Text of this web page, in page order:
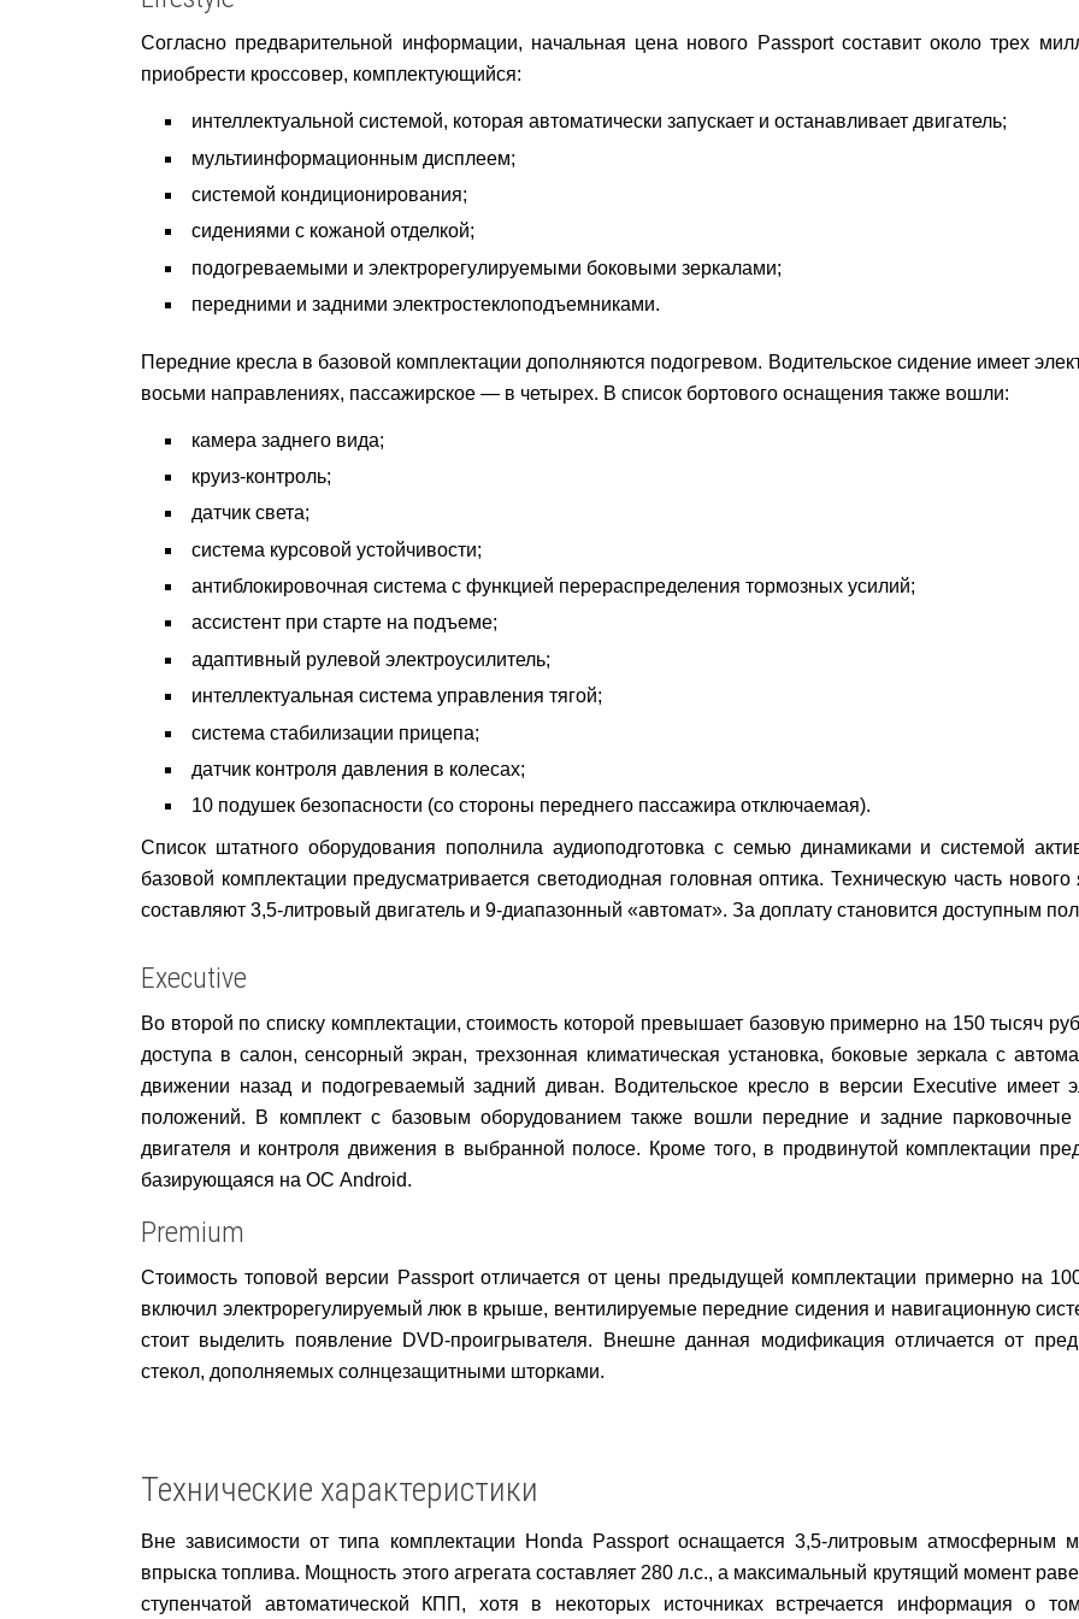
Согласно предварительной информации, начальная цена нового Passport составит около трех
приобрести кроссовер, комплектующийся:
интеллектуальной системой, которая автоматически запускает и останавливает двигатель;
мультиинформационным дисплеем;
системой кондиционирования;
сидениями с кожаной отделкой;
подогреваемыми и электрорегулируемыми боковыми зеркалами;
передними и задними электростеклоподъемниками.
Передние кресла в базовой комплектации дополняются подогревом. Водительское сидение имеет
восьми направлениях, пассажирское — в четырех. В список бортового оснащения также вошли:
камера заднего вида;
круиз-контроль;
датчик света;
система курсовой устойчивости;
антиблокировочная система с функцией перераспределения тормозных усилий;
ассистент при старте на подъеме;
адаптивный рулевой электроусилитель;
интеллектуальная система управления тягой;
система стабилизации прицепа;
датчик контроля давления в колесах;
10 подушек безопасности (со стороны переднего пассажира отключаемая).
Список штатного оборудования пополнила аудиоподготовка с семью динамиками и системой
базовой комплектации предусматривается светодиодная головная оптика. Техническую часть
составляют 3,5-литровый двигатель и 9-диапазонный «автомат». За доплату становится доступным
Executive
Во второй по списку комплектации, стоимость которой превышает базовую примерно на 150 тысяч
доступа в салон, сенсорный экран, трехзонная климатическая установка, боковые зеркала с
движении назад и подогреваемый задний диван. Водительское кресло в версии Executive имеет
положений. В комплект с базовым оборудованием также вошли передние и задние парковочные
двигателя и контроля движения в выбранной полосе. Кроме того, в продвинутой комплектации
базирующаяся на ОС Android.
Premium
Стоимость топовой версии Passport отличается от цены предыдущей комплектации примерно на
включил электрорегулируемый люк в крыше, вентилируемые передние сидения и навигационную
стоит выделить появление DVD-проигрывателя. Внешне данная модификация отличается от
стекол, дополняемых солнцезащитными шторками.
Технические характеристики
Вне зависимости от типа комплектации Honda Passport оснащается 3,5-литровым атмосферным
впрыска топлива. Мощность этого агрегата составляет 280 л.с., а максимальный крутящий момент
ступенчатой автоматической КПП, хотя в некоторых источниках встречается информация о